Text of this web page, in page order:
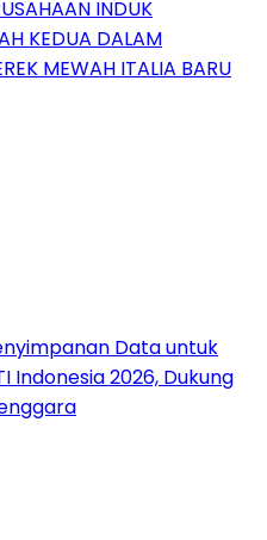
INDUK
KEDUA DALAM
MEWAH ITALIA BARU
Data untuk
Indonesia 2026, Dukung